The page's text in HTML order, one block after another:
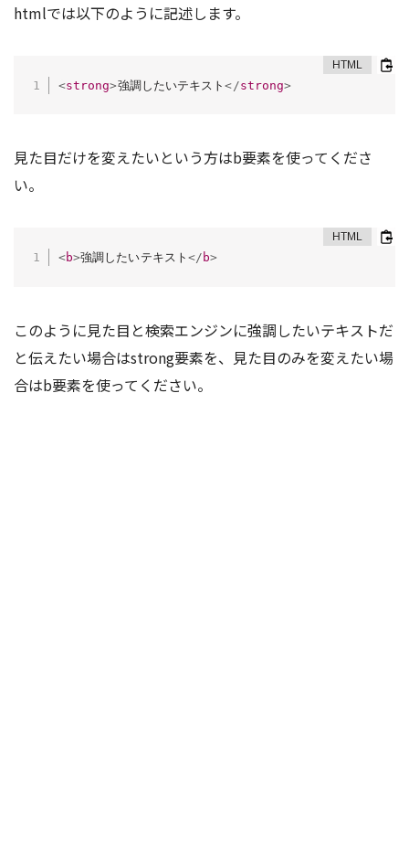
htmlでは以下のように記述します。
<strong>強調したいテキスト</strong>
見た目だけを変えたいという方はb要素を使ってくださ
い。
<b>強調したいテキスト </ b>
このように見た目と検索エンジンに強調したいテキストだ
と伝えたい場合はstrong要素を、見た目のみを変えたい場
合はb要素を使ってください。